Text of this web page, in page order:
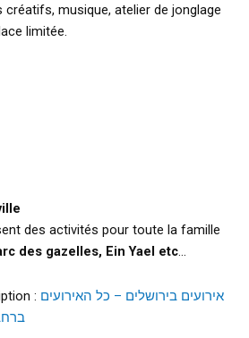
créatifs, musique, atelier de jonglage
limitée.
des activités pour toute la famille
des gazelles, Ein Yael etc…
: אירועים בירושלים – כל האירועים